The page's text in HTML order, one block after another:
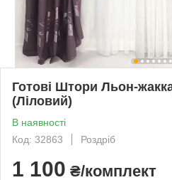
Готові Штори Льон-
(Ліловий)
В наявності
Код: 32863
Роздріб
1 100 ₴/комплект